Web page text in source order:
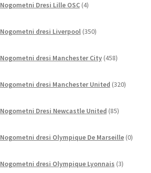
Nogometni Dresi Lille OSC 4izdelki
Nogometni dresi Liverpool 350izdelkov
Nogometni dresi Manchester City 458izdelkov
Nogometni dresi Manchester United 320izdelkov
Nogometni Dresi Newcastle United 85izdelkov
Nogometni dresi Olympique De Marseille 0
Nogometni dresi Olympique Lyonnais 3izdelki